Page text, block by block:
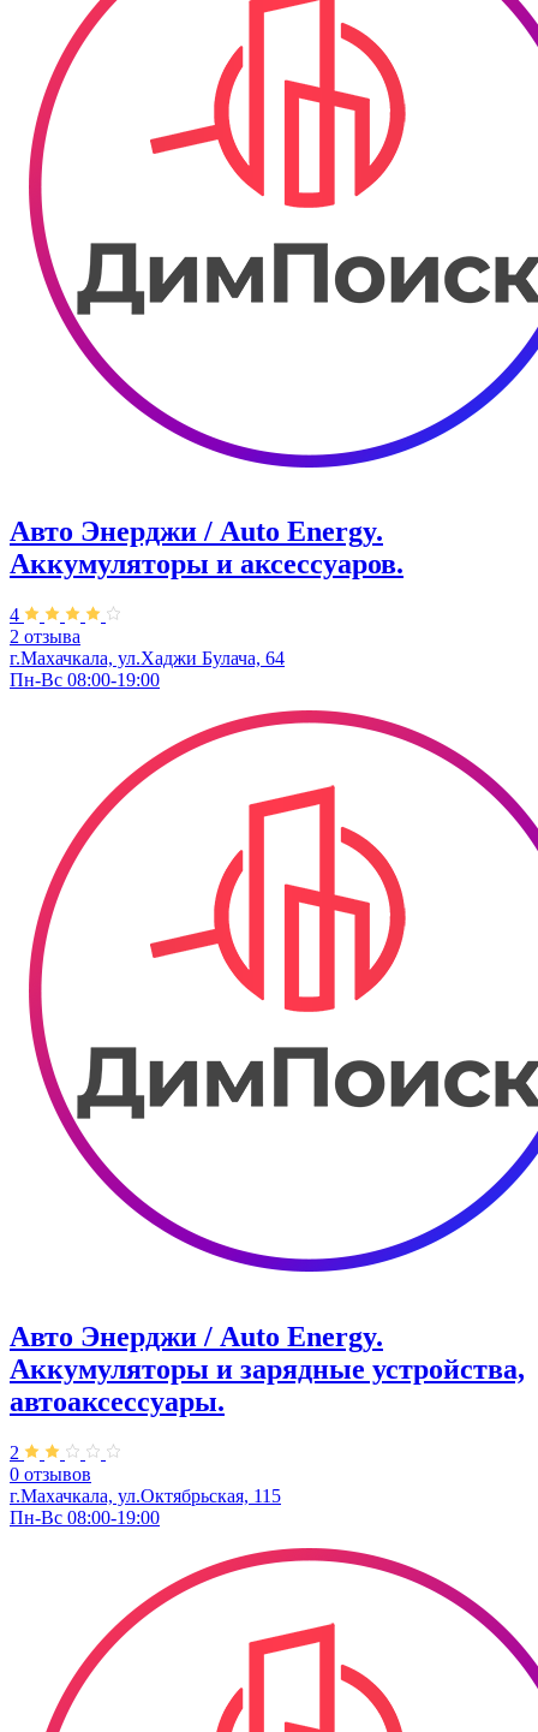
Авто Энерджи / Auto Energy.
Аккумуляторы и аксессуаров.
4
2 отзыва
г.Махачкала, ул.Хаджи Булача, 64
Пн-Вс 08:00-19:00
Авто Энерджи / Auto Energy.
Аккумуляторы и зарядные устройства,
автоаксессуары.
2
0 отзывов
г.Махачкала, ул.​Октябрьская, 115
Пн-Вс 08:00-19:00